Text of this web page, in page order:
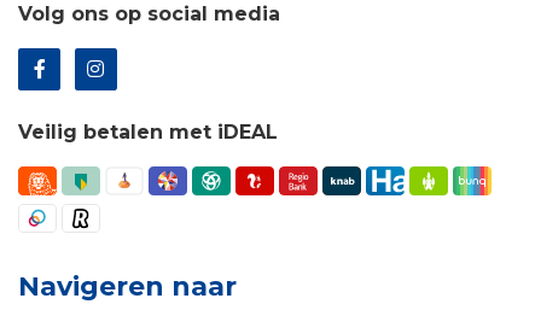
Volg ons op social media
Veilig betalen met iDEAL
Navigeren naar